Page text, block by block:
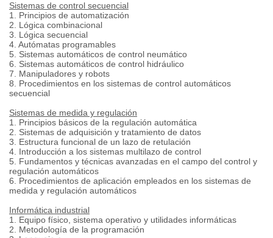
Sistemas de control secuencial
1. Principios de automatización
2. Lógica combinacional
3. Lógica secuencial
4. Autómatas programables
5. Sistemas automáticos de control neumático
6. Sistemas automáticos de control hidráulico
7. Manipuladores y robots
8. Procedimientos en los sistemas de control automáticos
secuencial
Sistemas de medida y regulación
1. Principios básicos de la regulación automática
2. Sistemas de adquisición y tratamiento de datos
3. Estructura funcional de un lazo de retulación
4. Introducción a los sistemas multilazo de control
5. Fundamentos y técnicas avanzadas en el campo del control y
regulación automáticos
6. Procedimientos de aplicación empleados en los sistemas de
medida y regulación automáticos
Informática industrial
1. Equipo físico, sistema operativo y utilidades informáticas
2. Metodología de la programación